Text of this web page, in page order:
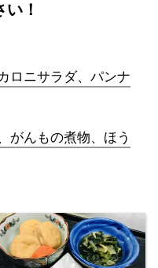
！
ロニサラダ、パンナ
がんもの煮物、ほう